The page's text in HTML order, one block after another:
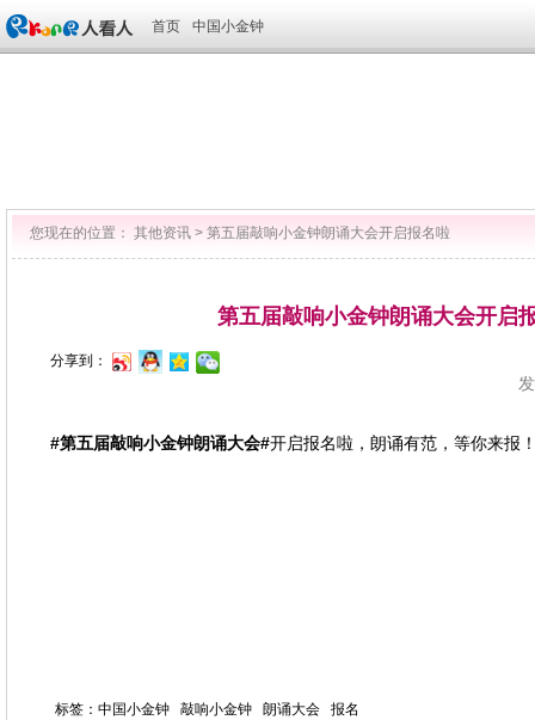
首页 中国小金钟
您现在的位置： 其他资讯 > 第五届敲响小金钟朗诵大会开启报名啦
第五届敲响小金钟朗诵大会开启
分享到：
#第五届敲响小金钟朗诵大会#开启报名啦，朗诵有范，等你来报
标签：中国小金钟 敲响小金钟 朗诵大会 报名